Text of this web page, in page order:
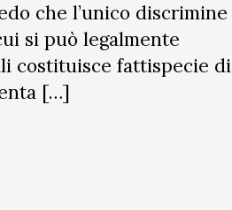
che l’unico discrimine
si può legalmente
costituisce fattispecie di
[…]